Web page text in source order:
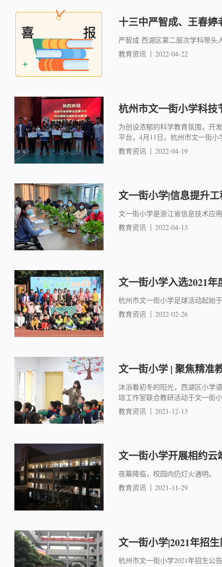
十三中严智成、王春
严智成 西湖区第二层次学科带头
教育资讯
2022-04-22
杭州市文一街小学科技
为创设浓郁的科学教育氛围，开
平台，4月11日，杭州市文一街
教育资讯
2022-04-19
文一街小学|信息提升
文一街小学是浙江省信息技术应
教育资讯
2022-04-13
文一街小学入选2021
杭州市文一街小学足球活动起始
教育资讯
2022-02-26
文一街小学 | 聚焦精准
沐浴着初冬的阳光，西湖区小学
琼工作室联合教研活动于文一街
教育资讯
2021-12-13
文一街小学开展相约
夜幕降临，校园内仍灯火通明。
教育资讯
2021-11-29
文一街小学|2021年招
杭州市文一街小学2021年招生公